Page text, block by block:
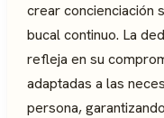
crear concienciación
bucal continuo. La
refleja en su
adaptadas a las
persona,